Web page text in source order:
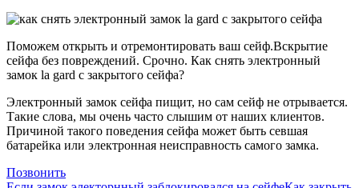
Поможем открыть и отремонтировать ваш сейф.Вскрытие
сейфа без повреждений. Срочно. Как снять электронный
замок la gard с закрытого сейфа?
Электронный замок сейфа пищит, но сам сейф не отрывается.
Такие слова, мы очень часто слышим от наших клиентов.
Причиной такого поведения сейфа может быть севшая
батарейка или электронная неисправность самого замка.
Позвонить